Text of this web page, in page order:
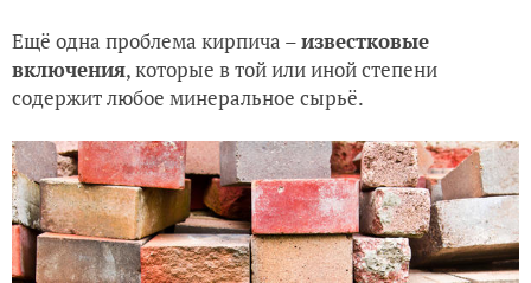
Ещё одна проблема кирпича –известковые
включения, которые в той или иной степени
содержит любое минеральное сырьё.